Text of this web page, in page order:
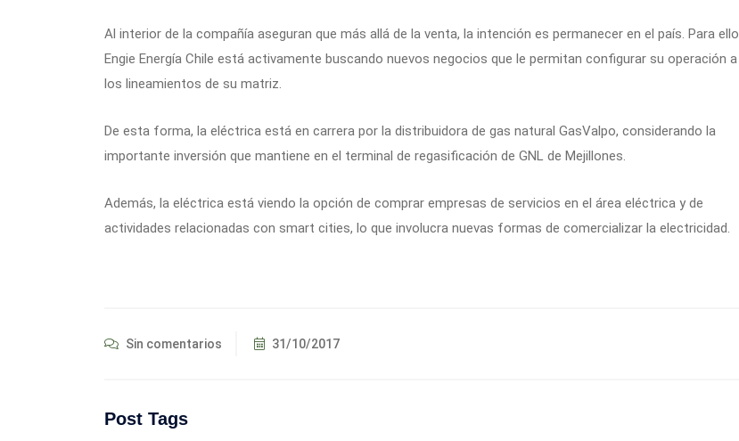
Al interior de la compañía aseguran que más allá de la venta, la intención es permanecer en el país. Para ello
Engie Energía Chile está activamente buscando nuevos negocios que le permitan configurar su operación a
los lineamientos de su matriz.
De esta forma, la eléctrica está en carrera por la distribuidora de gas natural GasValpo, considerando la
importante inversión que mantiene en el terminal de regasificación de GNL de Mejillones.
Además, la eléctrica está viendo la opción de comprar empresas de servicios en el área eléctrica y de
actividades relacionadas con smart cities, lo que involucra nuevas formas de comercializar la electricidad.
Sin comentarios 31/10/2017
Post Tags